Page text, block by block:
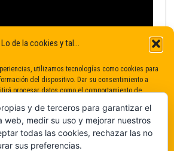
Lo de la cookies y tal...
utilizamos tecnologías como cookies para
del dispositivo. Dar su consentimiento a
procesar datos como el comportamiento de
negativamente a determinadas características y
y de terceros para garantizar el
web, medir su uso y mejorar nuestros
todas las cookies, rechazar las no
sus preferencias.